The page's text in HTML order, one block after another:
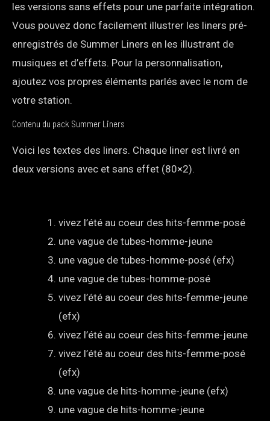
les versions sans effets pour une parfaite intégration.
Vous pouvez donc facilement illustrer les liners pré-
enregistrés de Summer Liners en les illustrant de
musiques et d’effets. Pour la personnalisation,
ajoutez vos propres éléments parlés avec le nom de
votre station.
Contenu du pack Summer Liners
Voici les textes des liners. Chaque liner est livré en
deux versions avec et sans effet (80×2).
vivez l’été au coeur des hits-femme-posé
une vague de tubes-homme-jeune
une vague de tubes-homme-posé (efx)
une vague de tubes-homme-posé
vivez l’été au coeur des hits-femme-jeune
(efx)
vivez l’été au coeur des hits-femme-jeune
vivez l’été au coeur des hits-femme-posé
(efx)
une vague de hits-homme-jeune (efx)
une vague de hits-homme-jeune